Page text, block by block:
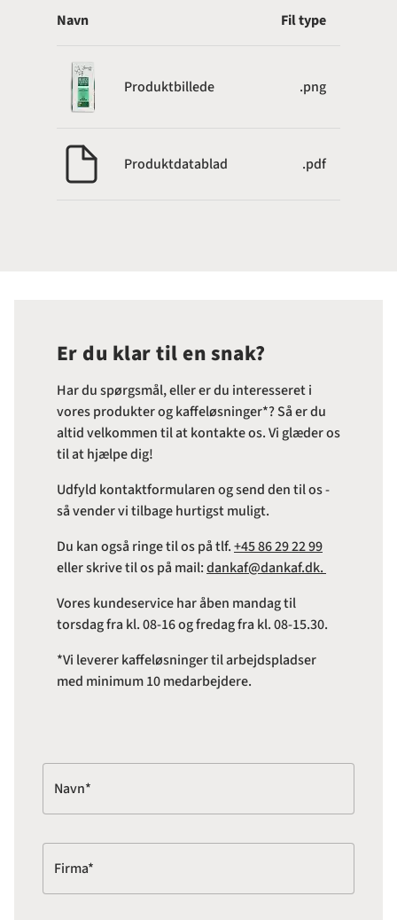
Navn Fil type
Produktbillede .png
Produktdatablad .pdf
Er du klar til en snak?
Har du spørgsmål, eller er du interesseret i
vores produkter og kaffeløsninger*? Så er du
altid velkommen til at kontakte os. Vi glæder os
til at hjælpe dig!
Udfyld kontaktformularen og send den til os -
så vender vi tilbage hurtigst muligt.
Du kan også ringe til os på tlf.+45 86 29 22 99
eller skrive til os på mail:dankaf@dankaf.dk.
Vores kundeservice har åben mandag til
torsdag fra kl. 08-16 og fredag fra kl. 08-15.30.
*Vi leverer kaffeløsninger til arbejdspladser
med minimum 10 medarbejdere.
Navn*
Firma*